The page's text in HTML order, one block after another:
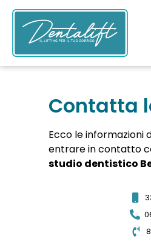
Contatta
Ecco le informazioni
entrare in contatto
studio dentistico